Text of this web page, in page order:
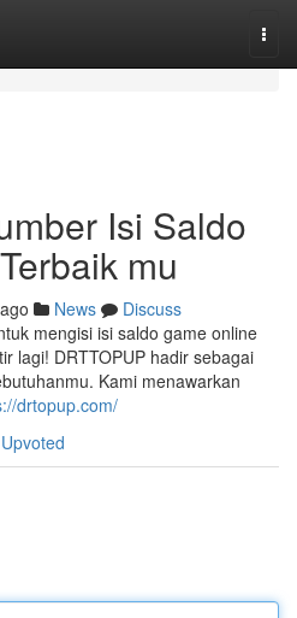
Isi Saldo
mu
News
Discuss
mengisi isi saldo game online
lagi! DRTTOPUP hadir sebagai
Kami menawarkan
drtopup.com/